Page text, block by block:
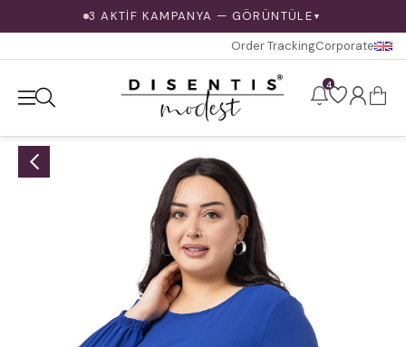
3 AKTİF KAMPANYA — GÖRÜNTÜLE ▼
Order TrackingCorporate
4